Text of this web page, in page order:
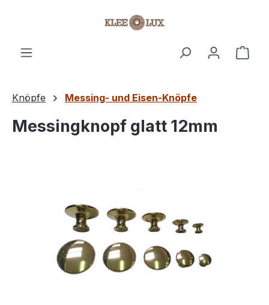
Knöpfe Messing- und Eisen-Knöpfe
Messingknopf glatt 12mm